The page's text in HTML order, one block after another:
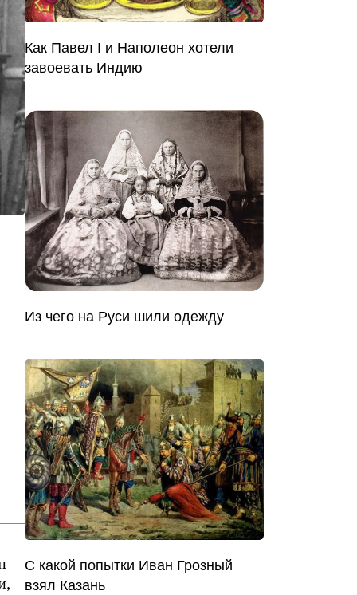
Как Павел I и Наполеон хотели
завоевать Индию
Из чего на Руси шили одежду
С какой попытки Иван Грозный
взял Казань